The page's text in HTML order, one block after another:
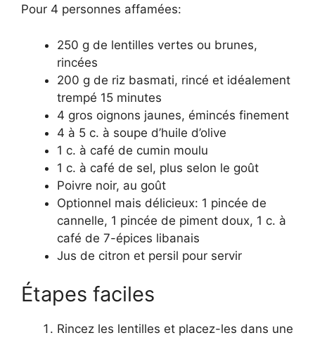
Pour 4 personnes affamées:
250 g de lentilles vertes ou brunes,
rincées
200 g de riz basmati, rincé et idéalement
trempé 15 minutes
4 gros oignons jaunes, émincés finement
4 à 5 c. à soupe d’huile d’olive
1 c. à café de cumin moulu
1 c. à café de sel, plus selon le goût
Poivre noir, au goût
Optionnel mais délicieux: 1 pincée de
cannelle, 1 pincée de piment doux, 1 c. à
café de 7-épices libanais
Jus de citron et persil pour servir
Étapes faciles
Rincez les lentilles et placez-les dans une